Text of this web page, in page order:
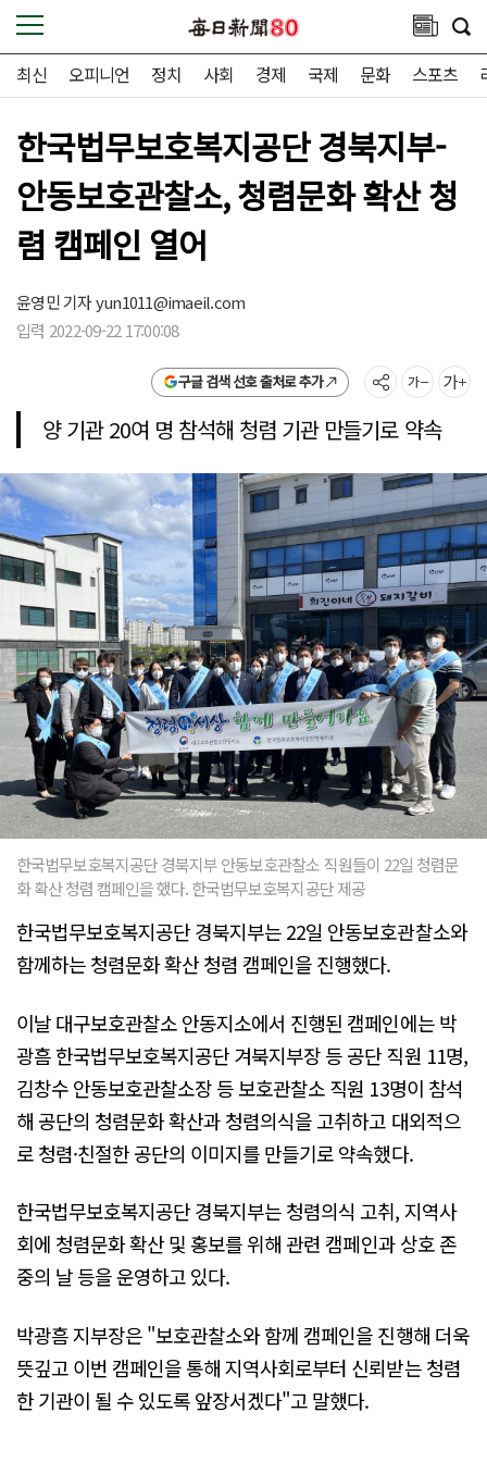
최신 오피니언 정치 사회 경제 국제 문화 스포츠
한국법무보호복지공단 경북지부-
안동보호관찰소, 청렴문화 확산 청
렴 캠페인 열어
윤영민 기자yun1011@imaeil.com
입력 2022-09-22 17:00:08
구글 검색 선호 출처로 추가
양 기관 20여 명 참석해 청렴 기관 만들기로 약속
한국법무보호복지공단 경북지부 안동보호관찰소 직원들이 22일 청렴문
화 확산 청렴 캠페인을 했다. 한국법무보호복지공단 제공
한국법무보호복지공단 경북지부는 22일 안동보호관찰소와
함께하는 청렴문화 확산 청렴 캠페인을 진행했다.
이날 대구보호관찰소 안동지소에서 진행된 캠페인에는 박
광흠 한국법무보호복지공단 겨북지부장 등 공단 직원 11명,
김창수 안동보호관찰소장 등 보호관찰소 직원 13명이 참석
해 공단의 청렴문화 확산과 청렴의식을 고취하고 대외적으
로 청렴·친절한 공단의 이미지를 만들기로 약속했다.
한국법무보호복지공단 경북지부는 청렴의식 고취, 지역사
회에 청렴문화 확산 및 홍보를 위해 관련 캠페인과 상호 존
중의 날 등을 운영하고 있다.
박광흠 지부장은 "보호관찰소와 함께 캠페인을 진행해 더욱
뜻깊고 이번 캠페인을 통해 지역사회로부터 신뢰받는 청렴
한 기관이 될 수 있도록 앞장서겠다"고 말했다.